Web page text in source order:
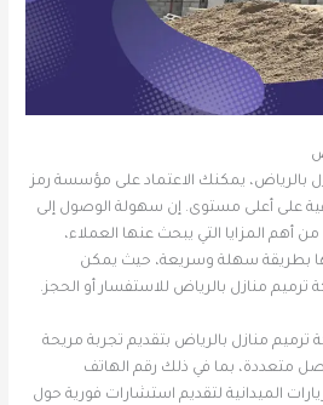
بالرياض، يمكنك الاعتماد على مؤسسة رمز
على أعلى مستوى. إن سهولة الوصول إلى
أهم المزايا التي يبحث عنها العملاء،
بطريقة سهلة وسريعة، حيث يمكن
ترميم منازل بالرياض للاستفسار أو الحجز.
منازل بالرياض بتقديم تجربة مريحة
متعددة، بما في ذلك رقم الهاتف
الميدانية لتقديم استشارات فورية حول